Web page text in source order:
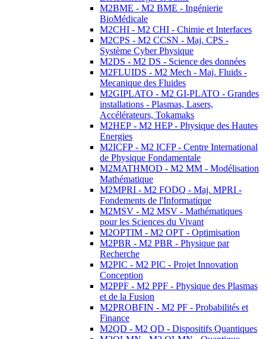
M2BME - M2 BME - Ingénierie
BioMédicale
M2CHI - M2 CHI - Chimie et Interfaces
M2CPS - M2 CCSN - Maj. CPS -
Système Cyber Physique
M2DS - M2 DS - Science des données
M2FLUIDS - M2 Mech - Maj. Fluids -
Mecanique des Fluides
M2GIPLATO - M2 GI-PLATO - Grandes
installations - Plasmas, Lasers,
Accélérateurs, Tokamaks
M2HEP - M2 HEP - Physique des Hautes
Energies
M2ICFP - M2 ICFP - Centre International
de Physique Fondamentale
M2MATHMOD - M2 MM - Modélisation
Mathématique
M2MPRI - M2 FODQ - Maj. MPRI -
Fondements de l'Informatique
M2MSV - M2 MSV - Mathématiques
pour les Sciences du Vivant
M2OPTIM - M2 OPT - Optimisation
M2PBR - M2 PBR - Physique par
Recherche
M2PIC - M2 PIC - Projet Innovation
Conception
M2PPF - M2 PPF - Physique des Plasmas
et de la Fusion
M2PROBFIN - M2 PF - Probabilités et
Finance
M2QD - M2 QD - Dispositifs Quantiques